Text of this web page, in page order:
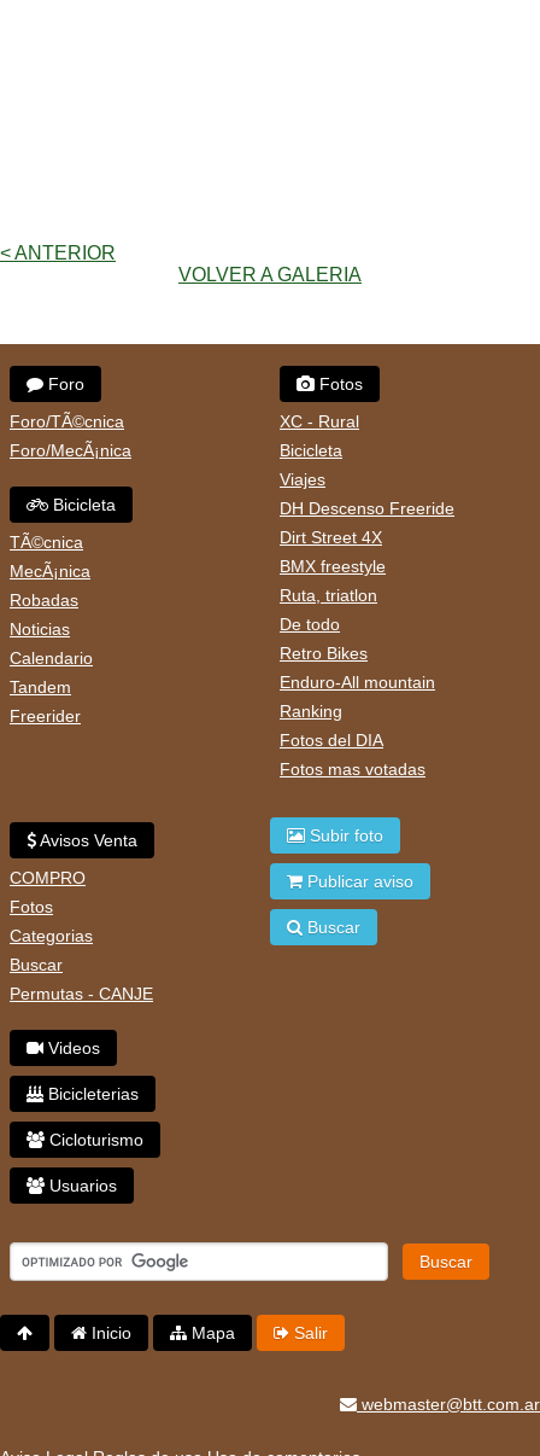
< ANTERIOR
VOLVER A GALERIA
Foro
Foro/TÃ©cnica
Foro/MecÃ¡nica
Bicicleta
TÃ©cnica
MecÃ¡nica
Robadas
Noticias
Calendario
Tandem
Freerider
Fotos
XC - Rural
Bicicleta
Viajes
DH Descenso Freeride
Dirt Street 4X
BMX freestyle
Ruta, triatlon
De todo
Retro Bikes
Enduro-All mountain
Ranking
Fotos del DIA
Fotos mas votadas
Avisos Venta
COMPRO
Fotos
Categorias
Buscar
Permutas - CANJE
Videos
Bicicleterias
Cicloturismo
Usuarios
Subir foto
Publicar aviso
Buscar
Buscar
Inicio Mapa Salir
webmaster@btt.com.ar